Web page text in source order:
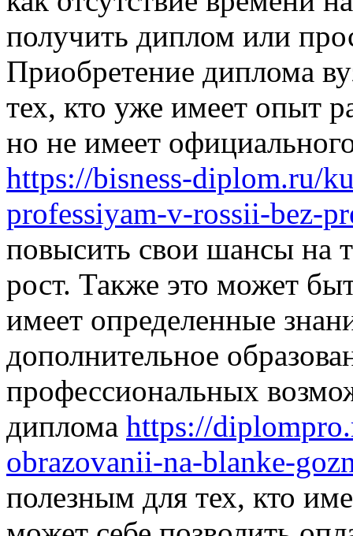
получить диплом или
Приобретение диплома
тех, кто уже имеет опыт
но не имеет
https://bisness-diplom.ru/
professiyam-v-rossii-bez-
повысить свои шансы на
рост. Также это может
имеет определенные
дополнительное
профессиональных
диплома https://
obrazovanii-na-blanke-
полезным для тех, кто